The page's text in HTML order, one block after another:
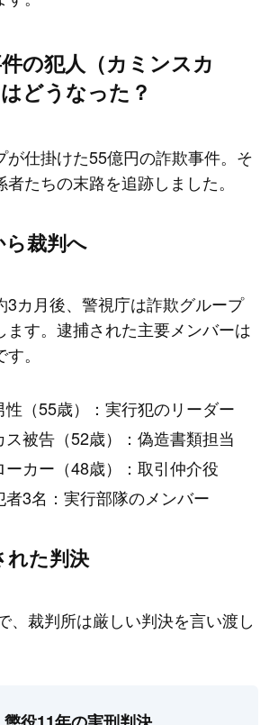
の犯人（カミンスカ
どうなった？
が仕掛けた55億円の詐欺事件。そ
たちの末路を追跡しました。
ら裁判へ
3カ月後、警視庁は詐欺グループ
ます。逮捕された主要メンバーは
。
性（55歳）：実行犯のリーダー
ス被告（52歳）：偽造書類担当
ーカー（48歳）：取引仲介役
者3名：実行部隊のメンバー
れた判決
、裁判所は厳しい判決を言い渡し